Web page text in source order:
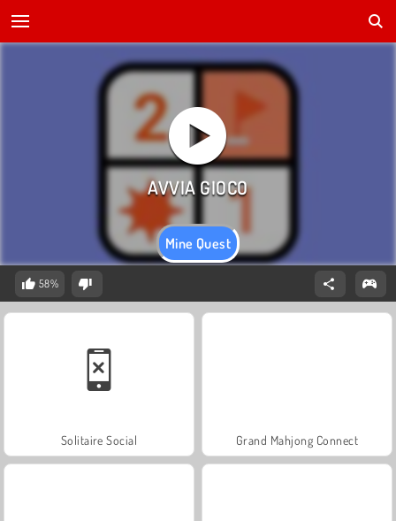
Mine Quest
58%
Solitaire Social Grand Mahjong Connect